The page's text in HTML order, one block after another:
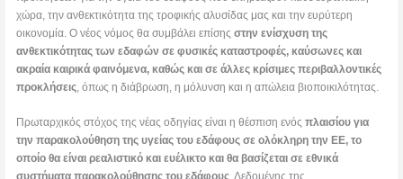
χώρα, την ανθεκτικότητα της τροφικής αλυσίδας μας και την ευρύτερη
οικονομία. Ο νέος νόμος θα συμβάλει επίσηςστην ενίσχυση της
ανθεκτικότητας των εδαφών σε φυσικές καταστροφές, καύσωνες και
ακραία καιρικά φαινόμενα, καθώς και σε άλλες κρίσιμες περιβαλλοντικές
προκλήσεις, όπως η διάβρωση, η μόλυνση και η απώλεια βιοποικιλότητας.
Πρωταρχικός στόχος της νέας οδηγίας είναι η θέσπιση ενόςπλαισίου για
την παρακολούθηση της υγείας του εδάφους σε ολόκληρη την ΕΕ, το
οποίο θα είναι ρεαλιστικό και ευέλικτο και θα βασίζεται σε εθνικά